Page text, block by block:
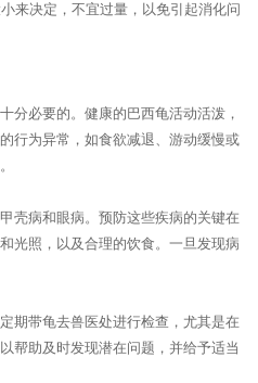
来决定，不宜过量，以免引起消化问
分必要的。健康的巴西龟活动活泼，
行为异常，如食欲减退、游动缓慢或
壳病和眼病。预防这些疾病的关键在
光照，以及合理的饮食。一旦发现病
期带龟去兽医处进行检查，尤其是在
帮助及时发现潜在问题，并给予适当